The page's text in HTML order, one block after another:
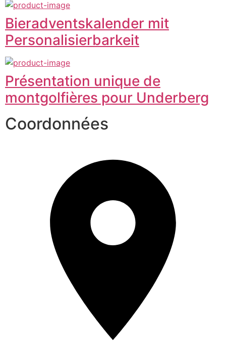
Bieradventskalender mit
Personalisierbarkeit
Présentation unique de
montgolfières pour Underberg
Coordonnées